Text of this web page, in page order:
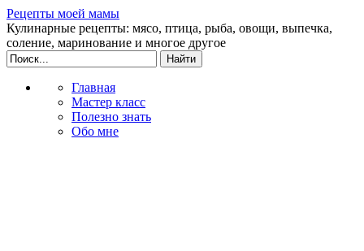
Рецепты моей мамы
Кулинарные рецепты: мясо, птица, рыба, овощи, выпечка,
соление, маринование и многое другое
Главная
Мастер класс
Полезно знать
Обо мне